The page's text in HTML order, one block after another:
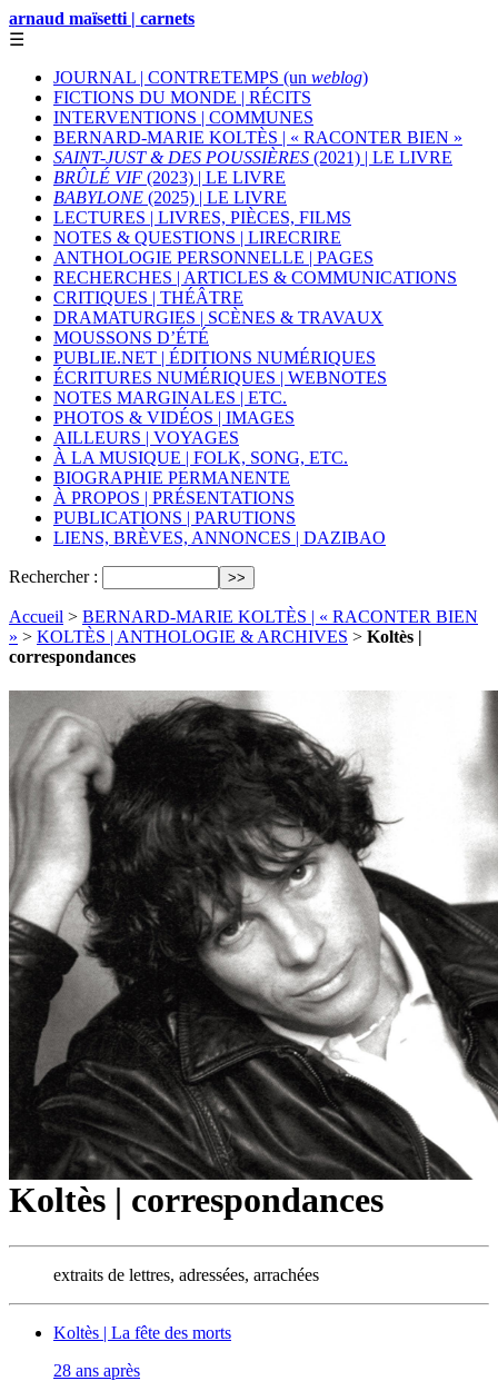
arnaud maïsetti | carnets
☰
JOURNAL | CONTRETEMPS (un weblog)
FICTIONS DU MONDE | RÉCITS
INTERVENTIONS | COMMUNES
BERNARD-MARIE KOLTÈS | « RACONTER BIEN »
SAINT-JUST & DES POUSSIÈRES (2021) | LE LIVRE
BRÛLÉ VIF (2023) | LE LIVRE
BABYLONE (2025) | LE LIVRE
LECTURES | LIVRES, PIÈCES, FILMS
NOTES & QUESTIONS | LIRECRIRE
ANTHOLOGIE PERSONNELLE | PAGES
RECHERCHES | ARTICLES & COMMUNICATIONS
CRITIQUES | THÉÂTRE
DRAMATURGIES | SCÈNES & TRAVAUX
MOUSSONS D’ÉTÉ
PUBLIE.NET | ÉDITIONS NUMÉRIQUES
ÉCRITURES NUMÉRIQUES | WEBNOTES
NOTES MARGINALES | ETC.
PHOTOS & VIDÉOS | IMAGES
AILLEURS | VOYAGES
À LA MUSIQUE | FOLK, SONG, ETC.
BIOGRAPHIE PERMANENTE
À PROPOS | PRÉSENTATIONS
PUBLICATIONS | PARUTIONS
LIENS, BRÈVES, ANNONCES | DAZIBAO
Rechercher :
Accueil > BERNARD-MARIE KOLTÈS | « RACONTER BIEN
» > KOLTÈS | ANTHOLOGIE & ARCHIVES > Koltès |
correspondances
Koltès | correspondances
extraits de lettres, adressées, arrachées
Koltès | La fête des morts
28 ans après